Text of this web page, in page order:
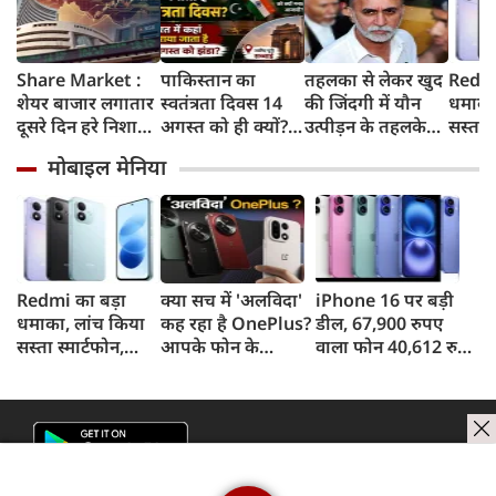
Share Market :
शेयर बाजार लगातार
दूसरे दिन हरे निशान
अंक चढ़ा, निफ्टी
24,600 के पार
पाकिस्तान का
स्वतंत्रता दिवस 14
अगस्त को ही क्यों?
दिन कहां मनाया
जाता है खास समारोह
तहलका से लेकर खुद
की जिंदगी में यौन
उत्पीड़न के तहलके
तरुण तेजपाल?
सस्ता
और
मोबाइल मेनिया
Redmi का बड़ा
धमाका, लांच किया
सस्ता स्मार्टफोन,
क्या सच में 'अलविदा'
कह रहा है OnePlus?
आपके फोन के
iPhone 16 पर बड़ी
डील, 67,900 रुपए
वाला फोन 40,612 रुपए